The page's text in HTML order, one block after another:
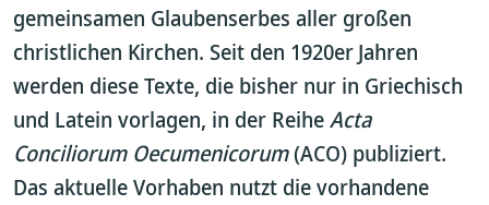
gemeinsamen Glaubenserbes aller großen
christlichen Kirchen. Seit den 1920er Jahren
werden diese Texte, die bisher nur in Griechisch
und Latein vorlagen, in der ReiheActa
Conciliorum Oecumenicorum(ACO) publiziert.
Das aktuelle Vorhaben nutzt die vorhandene